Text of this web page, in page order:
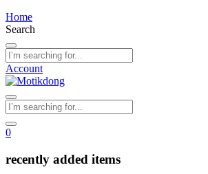
Home
Search
Account
0
recently added items